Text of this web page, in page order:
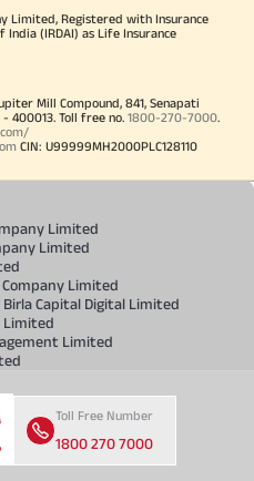
Limited, Registered with Insurance
(IRDAI) as Life Insurance
Mill Compound, 841, Senapati
400013. Toll free no. 1800-270-7000.
CIN: U99999MH2000PLC128110
Limited
Limited
Limited
Capital Digital Limited
Limited
Limited
Toll Free Number
1800 270 7000